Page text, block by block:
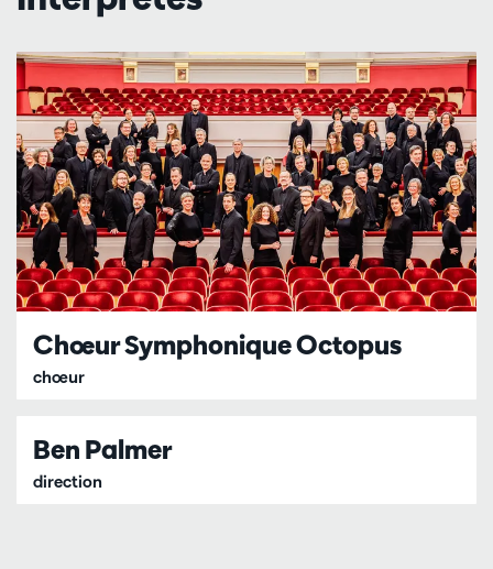
Chœur Symphonique Octopus
chœur
Ben Palmer
direction